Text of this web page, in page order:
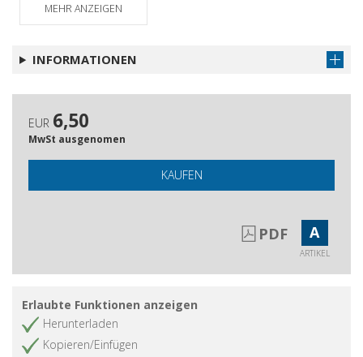
MEHR ANZEIGEN
INFORMATIONEN
EUR 6,50
MwSt ausgenomen
KAUFEN
PDF A
ARTIKEL
Erlaubte Funktionen anzeigen
Herunterladen
Kopieren/Einfügen